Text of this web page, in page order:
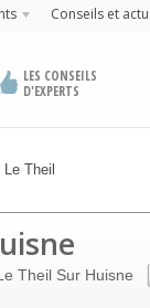
Conseils et
LES CONSEILS
D'EXPERTS
Le Theil
Theil Sur Huisne